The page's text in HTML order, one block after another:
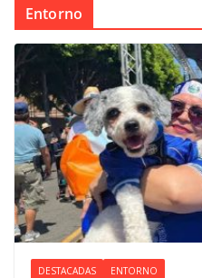
Entorno
DESTACADAS ENTORNO